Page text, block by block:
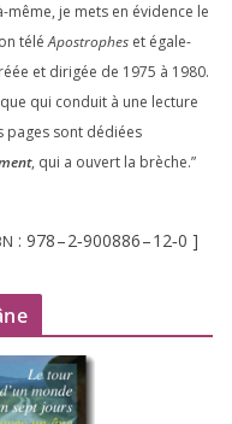
même, je mets en évi­dence le
téléApostrophes et éga­le­
et diri­gée de 1975 à 1980.
qui conduit à une lec­ture
pages sont dédiées
, qui a ouvert la brèche.”
: 978–2‑900886–12‑0 ]